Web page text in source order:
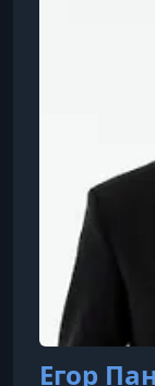
где вела
интервью у
политиков,
Егор